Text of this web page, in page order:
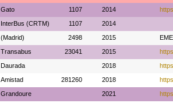
Gato 1107 2014
InterBus (CRTM) 1107 2014
(Madrid) 2498 2015
Transabus 23041 2015
Daurada 2018
Amistad 281260 2018
Grandoure 2021